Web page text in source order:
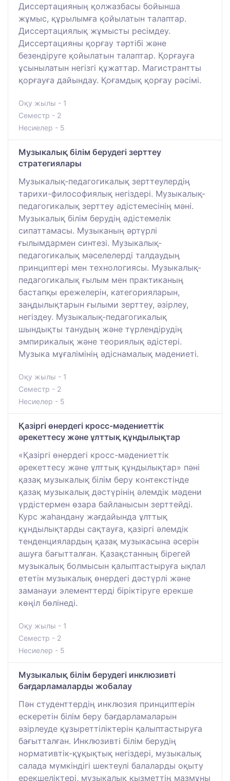
Диссертацияның қолжазбасы бойынша
жұмыс, құрылымға қойылатын талаптар.
Диссертациялық жұмысты ресімдеу.
Диссертацияны қорғау тәртібі және
безендіруге қойылатын талаптар. Қорғауға
ұсынылатын негізгі құжаттар. Магистрантты
қорғауға дайындау. Қоғамдық қорғау рәсімі.
Оқу жылы - 1
Семестр - 2
Несиелер - 5
Музыкалық білім берудегі зерттеу
стратегиялары
Музыкалық-педагогикалық зерттеулердің
тарихи-философиялық негіздері. Музыкалық-
педагогикалық зерттеу әдістемесінің мәні.
Музыкалық білім берудің әдістемелік
сипаттамасы. Музыканың әртүрлі
ғылымдармен синтезі. Музыкалық-
педагогикалық мәселелерді талдаудың
принциптері мен технологиясы. Музыкалық-
педагогикалық ғылым мен практиканың
бастапқы ережелерін, категорияларын,
заңдылықтарын ғылыми зерттеу, әзірлеу,
негіздеу. Музыкалық-педагогикалық
шындықты танудың және түрлендірудің
эмпирикалық және теориялық әдістері.
Музыка мұғалімінің әдіснамалық мәдениеті.
Оқу жылы - 1
Семестр - 2
Несиелер - 5
Қазіргі өнердегі кросс-мәдениеттік
әрекеттесу және ұлттық құндылықтар
«Қазіргі өнердегі кросс-мәдениеттік
әрекеттесу және ұлттық құндылықтар» пәні
қазақ музыкалық білім беру контекстінде
қазақ музыкалық дәстүрінің әлемдік мәдени
үрдістермен өзара байланысын зерттейді.
Курс жаһандану жағдайында ұлттық
құндылықтарды сақтауға, қазіргі әлемдік
тенденциялардың қазақ музыкасына әсерін
ашуға бағытталған. Қазақстанның бірегей
музыкалық болмысын қалыптастыруға ықпал
ететін музыкалық өнердегі дәстүрлі және
заманауи элементтерді біріктіруге ерекше
көңіл бөлінеді.
Оқу жылы - 1
Семестр - 2
Несиелер - 5
Музыкалық білім берудегі инклюзивті
бағдарламаларды жобалау
Пән студенттердің инклюзия принциптерін
ескеретін білім беру бағдарламаларын
әзірлеуде құзыреттіліктерін қалыптастыруға
бағытталған. Инклюзивті білім берудің
нормативтік-құқықтық негіздері, музыкалық
салада мүмкіндігі шектеулі балаларды оқыту
ерекшеліктері, музыкалық қызметтің мазмұны